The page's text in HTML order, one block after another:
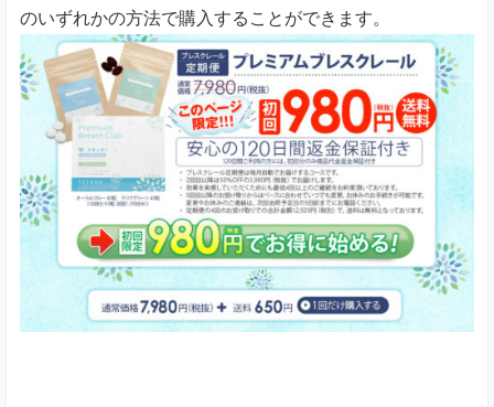
のいずれかの方法で購入することができます。